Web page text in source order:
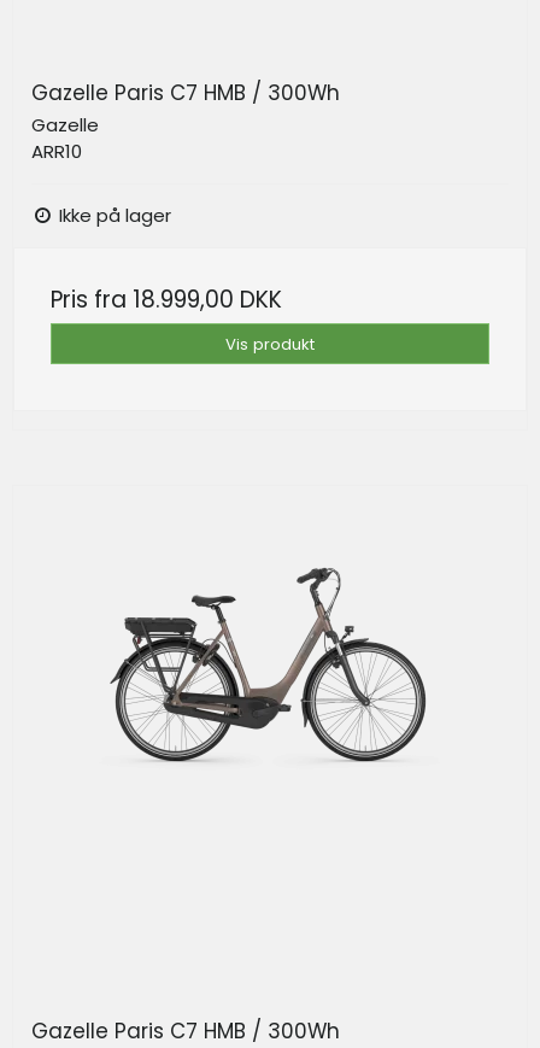
Gazelle Paris C7 HMB / 300Wh
Gazelle
ARR10
Ikke på lager
Pris fra 18.999,00 DKK
Vis produkt
Gazelle Paris C7 HMB / 300Wh